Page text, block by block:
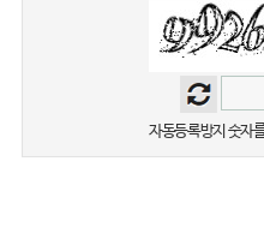
자동등록방지 숫자